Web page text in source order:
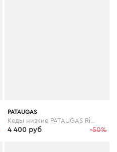
PATAUGAS
-50%
4 400 руб